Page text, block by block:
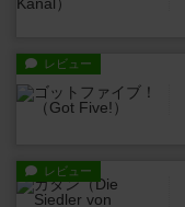
レビュー
レビュー